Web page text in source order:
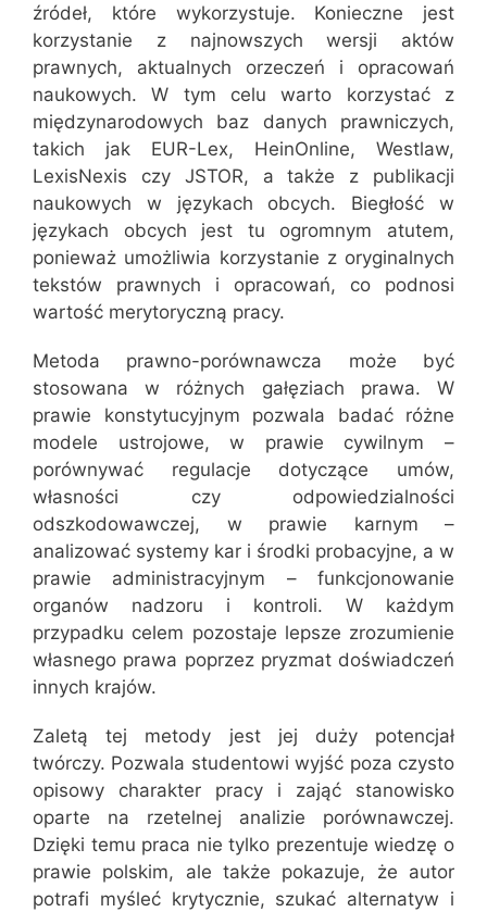
źródeł, które wykorzystuje. Konieczne jest
korzystanie z najnowszych wersji aktów
prawnych, aktualnych orzeczeń i opracowań
naukowych. W tym celu warto korzystać z
międzynarodowych baz danych prawniczych,
takich jak EUR-Lex, HeinOnline, Westlaw,
LexisNexis czy JSTOR, a także z publikacji
naukowych w językach obcych. Biegłość w
językach obcych jest tu ogromnym atutem,
ponieważ umożliwia korzystanie z oryginalnych
tekstów prawnych i opracowań, co podnosi
wartość merytoryczną pracy.
Metoda prawno-porównawcza może być
stosowana w różnych gałęziach prawa. W
prawie konstytucyjnym pozwala badać różne
modele ustrojowe, w prawie cywilnym –
porównywać regulacje dotyczące umów,
własności czy odpowiedzialności
odszkodowawczej, w prawie karnym –
analizować systemy kar i środki probacyjne, a w
prawie administracyjnym – funkcjonowanie
organów nadzoru i kontroli. W każdym
przypadku celem pozostaje lepsze zrozumienie
własnego prawa poprzez pryzmat doświadczeń
innych krajów.
Zaletą tej metody jest jej duży potencjał
twórczy. Pozwala studentowi wyjść poza czysto
opisowy charakter pracy i zająć stanowisko
oparte na rzetelnej analizie porównawczej.
Dzięki temu praca nie tylko prezentuje wiedzę o
prawie polskim, ale także pokazuje, że autor
potrafi myśleć krytycznie, szukać alternatyw i